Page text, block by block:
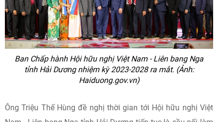
Ban Chấp hành Hội hữu nghị Việt Nam - Liên bang Nga
tỉnh Hải Dương nhiệm kỳ 2023-2028 ra mắt. (Ảnh:
Haiduong.gov.vn)
Ông Triệu Thế Hùng đề nghị thời gian tới Hội hữu nghị Việt